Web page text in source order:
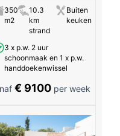
350
m2
10.3
km
strand
Buiten
keuken
3 x p.w. 2 uur
schoonmaak en 1 x p.w.
handdoekenwissel
€ 9100 per week